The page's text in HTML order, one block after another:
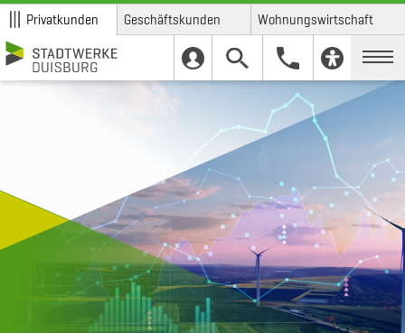
Skip to main content
Skip to page footer
Privatkunden Geschäftskunden Wohnungswirtschaft